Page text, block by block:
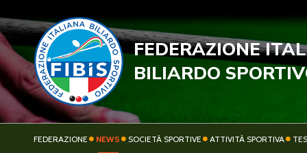
FEDERAZIONE
BILIARDO
FEDERAZIONE NEWS SOCIETÀ SPORTIVE ATTIVITÀ SPORTIVA